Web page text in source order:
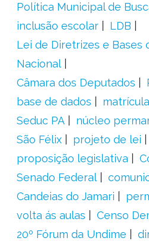
Política Municipal de
inclusão escolar
LDB
Lei de Diretrizes e Bases
Nacional
Câmara dos Deputados
base de dados
matrícula
Seduc PA
núcleo
São Félix
projeto de lei
proposição legislativa
Senado Federal
Candeias do Jamari
volta ás aulas
Censo
20º Fórum da Undime